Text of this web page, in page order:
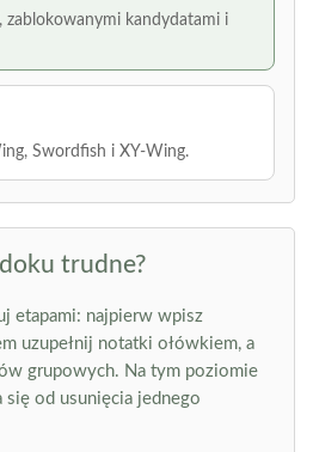
zablokowanymi kandydatami i
Swordfish i XY-Wing.
trudne?
etapami: najpierw wpisz
uzupełnij notatki ołówkiem, a
grupowych. Na tym poziomie
się od usunięcia jednego